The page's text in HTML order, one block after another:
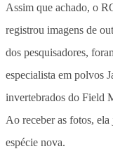
Assim que achado, o
registrou imagens de
dos pesquisadores,
especialista em polvos
invertebrados do Field
Ao receber as fotos,
espécie nova.